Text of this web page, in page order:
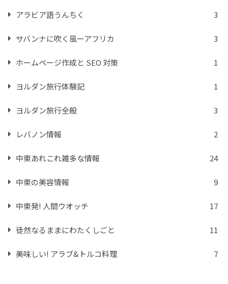
アラビア語うんちく 3
サバンナに吹く風ーアフリカ 3
ホームページ作成と SEO 対策 1
ヨルダン旅行体験記 1
ヨルダン旅行全般 3
レバノン情報 2
中東あれこれ雑多な情報 24
中東の美容情報 9
中東発! 人間ウオッチ 17
徒然なるままにわたくしごと 11
美味しい! アラブ&トルコ料理 7